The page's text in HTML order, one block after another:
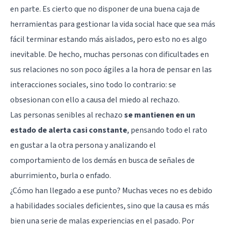
en parte. Es cierto que no disponer de una buena caja de
herramientas para gestionar la vida social hace que sea más
fácil terminar estando más aislados, pero esto no es algo
inevitable. De hecho, muchas personas con dificultades en
sus relaciones no son poco ágiles a la hora de pensar en las
interacciones sociales, sino todo lo contrario: se
obsesionan con ello a causa del miedo al rechazo.
Las personas senibles al rechazose mantienen en un
estado de alerta casi constante, pensando todo el rato
en gustar a la otra persona y analizando el
comportamiento de los demás en busca de señales de
aburrimiento, burla o enfado.
¿Cómo han llegado a ese punto? Muchas veces no es debido
a habilidades sociales deficientes, sino que la causa es más
bien una serie de malas experiencias en el pasado. Por